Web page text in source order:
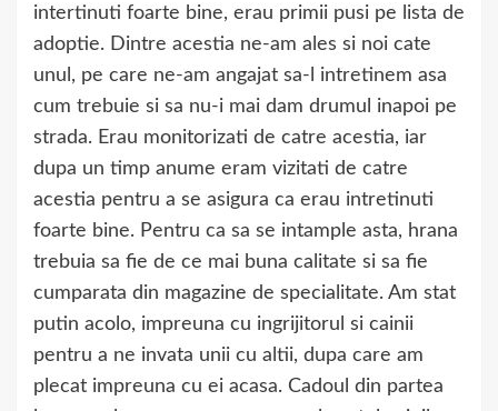
intertinuti foarte bine, erau primii pusi pe lista de
adoptie. Dintre acestia ne-am ales si noi cate
unul, pe care ne-am angajat sa-l intretinem asa
cum trebuie si sa nu-i mai dam drumul inapoi pe
strada. Erau monitorizati de catre acestia, iar
dupa un timp anume eram vizitati de catre
acestia pentru a se asigura ca erau intretinuti
foarte bine. Pentru ca sa se intample asta, hrana
trebuia sa fie de ce mai buna calitate si sa fie
cumparata din magazine de specialitate. Am stat
putin acolo, impreuna cu ingrijitorul si cainii
pentru a ne invata unii cu altii, dupa care am
plecat impreuna cu ei acasa. Cadoul din partea